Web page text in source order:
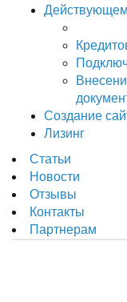
Создание
Лизинг
Статьи
Новости
Отзывы
Контакты
Партнерам